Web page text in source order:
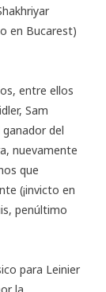
en Bucarest)
entre ellos
Sam
ganador del
nuevamente
que
(¡invicto en
penúltimo
para Leinier